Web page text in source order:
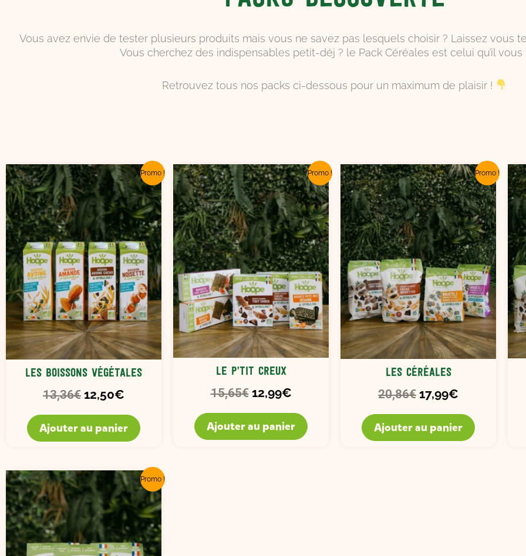
Vous avez envie de tester plusieurs produits mais vous ne savez pas lesquels choisir ? Laissez vous
Vous cherchez des indispensables petit-déj ? le Pack Céréales est celui qu’il vous
Retrouvez tous nos packs ci-dessous pour un maximum de plaisir !
Promo !
Les boissons végétales
13,36€
Le
prix
initial
était :
13,36€.
12,50€
Le
prix
actuel
est :
12,50€.
Ajouter au panier
Promo !
Le p’tit creux
15,65€
Le
prix
initial
était :
15,65€.
12,99€
Le
prix
actuel
est :
12,99€.
Ajouter au panier
Promo !
Les céréales
20,86€
Le
prix
initial
était :
20,86€.
17,99€
Le
prix
actuel
est :
17,99€.
Ajouter au panier
Promo !
Le
prix
initial
était :
44,70€.
Le
prix
actuel
est :
39,90€.